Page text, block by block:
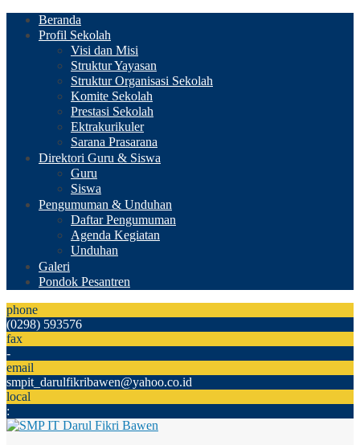
Beranda
Profil Sekolah
Visi dan Misi
Struktur Yayasan
Struktur Organisasi Sekolah
Komite Sekolah
Prestasi Sekolah
Ektrakurikuler
Sarana Prasarana
Direktori Guru & Siswa
Guru
Siswa
Pengumuman & Unduhan
Daftar Pengumuman
Agenda Kegiatan
Unduhan
Galeri
Pondok Pesantren
phone
(0298) 593576
fax
-
email
smpit_darulfikribawen@yahoo.co.id
local
: